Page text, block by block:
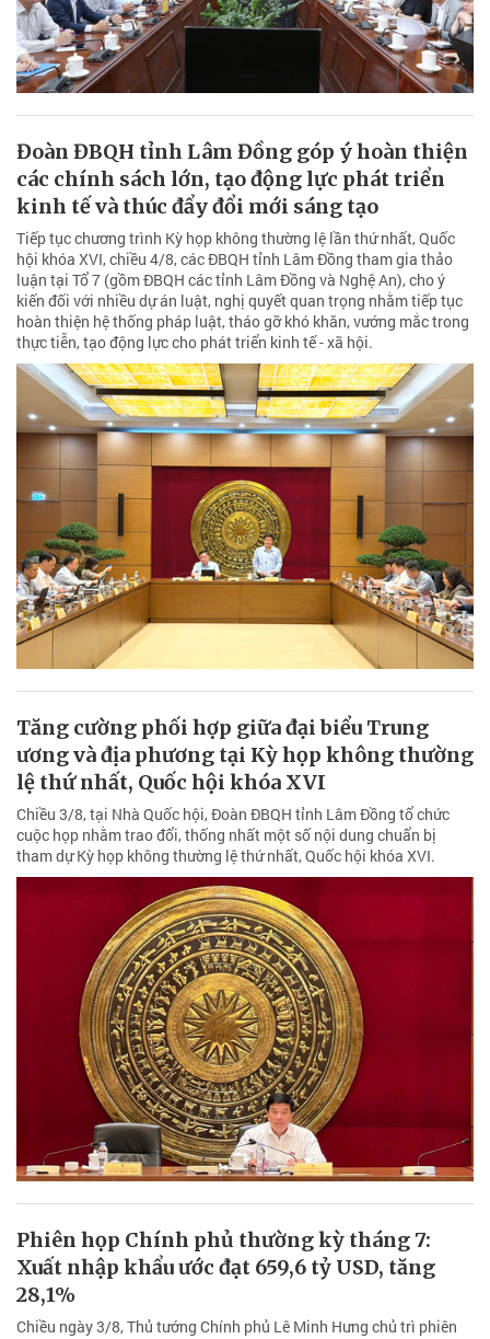
Đoàn ĐBQH tỉnh Lâm Đồng góp ý hoàn thiện
các chính sách lớn, tạo động lực phát triển
kinh tế và thúc đẩy đổi mới sáng tạo
Tiếp tục chương trình Kỳ họp không thường lệ lần thứ nhất, Quốc
hội khóa XVI, chiều 4/8, các ĐBQH tỉnh Lâm Đồng tham gia thảo
luận tại Tổ 7 (gồm ĐBQH các tỉnh Lâm Đồng và Nghệ An), cho ý
kiến đối với nhiều dự án luật, nghị quyết quan trọng nhằm tiếp tục
hoàn thiện hệ thống pháp luật, tháo gỡ khó khăn, vướng mắc trong
thực tiễn, tạo động lực cho phát triển kinh tế - xã hội.
Tăng cường phối hợp giữa đại biểu Trung
ương và địa phương tại Kỳ họp không thường
lệ thứ nhất, Quốc hội khóa XVI
Chiều 3/8, tại Nhà Quốc hội, Đoàn ĐBQH tỉnh Lâm Đồng tổ chức
cuộc họp nhằm trao đổi, thống nhất một số nội dung chuẩn bị
tham dự Kỳ họp không thường lệ thứ nhất, Quốc hội khóa XVI.
Phiên họp Chính phủ thường kỳ tháng 7:
Xuất nhập khẩu ước đạt 659,6 tỷ USD, tăng
28,1%
Chiều ngày 3/8, Thủ tướng Chính phủ Lê Minh Hưng chủ trì phiên